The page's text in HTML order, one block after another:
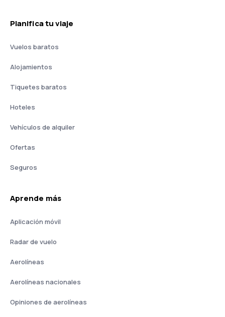
Planifica tu viaje
Vuelos baratos
Alojamientos
Tiquetes baratos
Hoteles
Vehículos de alquiler
Ofertas
Seguros
Aprende más
Aplicación móvil
Radar de vuelo
Aerolíneas
Aerolíneas nacionales
Opiniones de aerolíneas